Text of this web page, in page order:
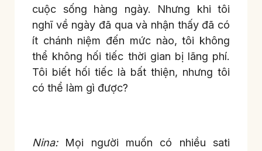
cuộc sống hàng ngày. Nhưng khi tôi
nghĩ về ngày đã qua và nhận thấy đã có
ít chánh niệm đến mức nào, tôi không
thể không hối tiếc thời gian bị lãng phí.
Tôi biết hối tiếc là bất thiện, nhưng tôi
có thể làm gì được?
Nina:Mọi người muốn có nhiều sati